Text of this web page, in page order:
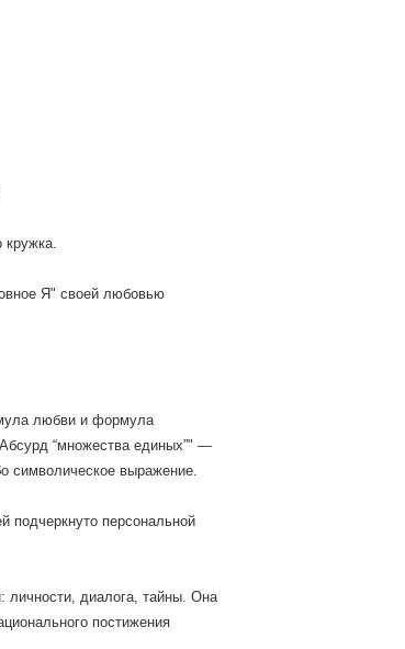
кружка.
Я" своей любовью
любви и формула
“множества единых”" —
символическое выражение.
подчеркнуто персональной
личности, диалога, тайны. Она
постижения